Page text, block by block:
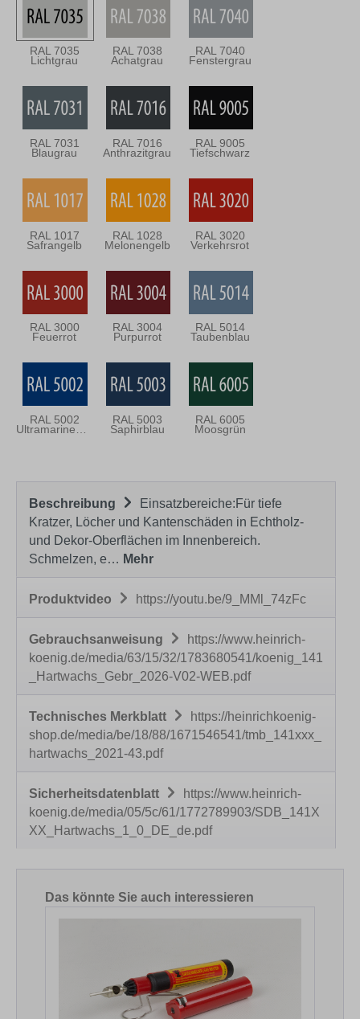
RAL 7035
Lichtgrau
RAL 7038
Achatgrau
RAL 7040
Fenstergrau
RAL 7031
Blaugrau
RAL 7016
Anthrazitgrau
RAL 9005
Tiefschwarz
RAL 1017
Safrangelb
RAL 1028
Melonengelb
RAL 3020
Verkehrsrot
RAL 3000
Feuerrot
RAL 3004
Purpurrot
RAL 5014
Taubenblau
RAL 5002 RAL 5003
Saphirblau
RAL 6005
Moosgrün
Beschreibung
Einsatzbereiche:Für tiefe
Kratzer, Löcher und Kantenschäden in Echtholz-
und Dekor-Oberflächen im Innenbereich.
Schmelzen, e… Mehr
Produktvideo https://youtu.be/9_MMl_74zFc
Gebrauchsanweisung
https://www.heinrich-
koenig.de/media/63/15/32/1783680541/koenig_141
_Hartwachs_Gebr_2026-V02-WEB.pdf
Technisches Merkblatt
https://heinrichkoenig-
shop.de/media/be/18/88/1671546541/tmb_141xxx_
hartwachs_2021-43.pdf
Sicherheitsdatenblatt
https://www.heinrich-
koenig.de/media/05/5c/61/1772789903/SDB_141X
XX_Hartwachs_1_0_DE_de.pdf
Produktgalerie überspringen
Das könnte Sie auch interessieren